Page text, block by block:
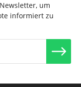
um
informiert zu